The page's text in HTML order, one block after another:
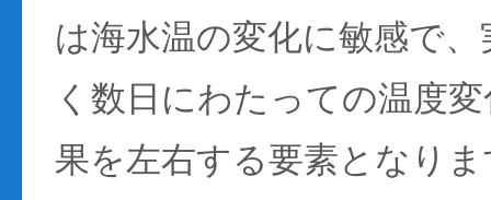
は海水温の変化に敏感で
く数日にわたっての温度
果を左右する要素となり